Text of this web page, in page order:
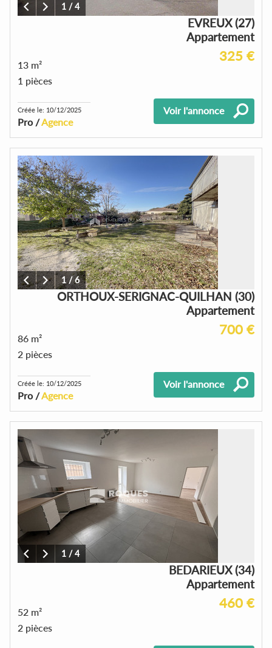
1 /4
EVREUX (27)
Appartement
325 €
13 m²
1 pièces
Créée le: 10/12/2025
Pro /Agence
Voir l'annonce
1/6
ORTHOUX-SERIGNAC-QUILHAN (30)
Appartement
700 €
86 m²
2 pièces
Créée le: 10/12/2025
Pro /Agence
Voir l'annonce
1 /4
BEDARIEUX (34)
Appartement
460 €
52 m²
2 pièces